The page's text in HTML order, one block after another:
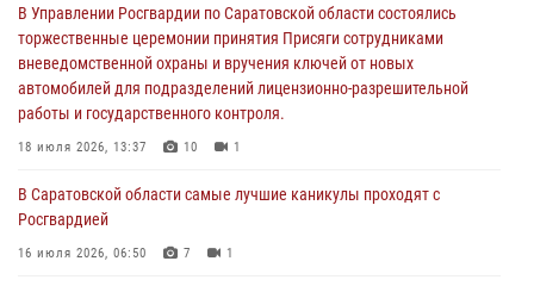
В Саратовской области самые лучшие каникулы проходят с
Росгвардией
16 июля 2026, 06:50 7 1
В Саратове сотрудники Росгвардии первыми пришли на помощь к
женщине, попавшей в ДТП из-за возникшего сердечного приступа
В Саратове продолжается масштабная ведомственная акция
"Каникулы с Росгвардией"
В Управлении Росгвардии по Саратовской области состоялись
торжественные церемонии принятия Присяги сотрудниками
вневедомственной охраны и вручения ключей от новых
автомобилей для подразделений лицензионно-разрешительной
работы и государственного контроля.
18 июля 2026, 13:37 10 1
В Саратовской области самые лучшие каникулы проходят с
Росгвардией
16 июля 2026, 06:50 7 1